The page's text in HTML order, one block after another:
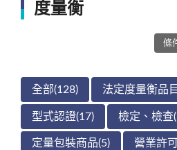
度量衡
條
全部(128) 法定度量衡品
型式認證(17) 檢定、檢查
定量包裝商品(5) 營業許